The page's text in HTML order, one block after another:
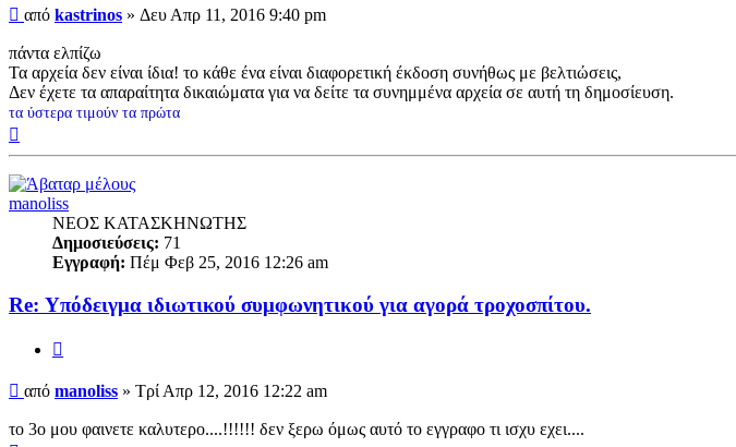
Δημοσίευση
από kastrinos » Δευ Απρ 11, 2016 9:40 pm
πάντα ελπίζω
Τα αρχεία δεν είναι ίδια! το κάθε ένα είναι διαφορετική έκδοση συνήθως με βελτιώσεις,
Δεν έχετε τα απαραίτητα δικαιώματα για να δείτε τα συνημμένα αρχεία σε αυτή τη δημοσίευση.
τα ύστερα τιμούν τα πρώτα
manoliss
ΝΕΟΣ ΚΑΤΑΣΚΗΝΩΤΗΣ
Δημοσιεύσεις: 71
Εγγραφή: Πέμ Φεβ 25, 2016 12:26 am
Re: Υπόδειγμα ιδιωτικού συμφωνητικoύ για αγορά τροχοσπίτου.
Δημοσίευση
από manoliss » Τρί Απρ 12, 2016 12:22 am
το 3ο μου φαινετε καλυτερο....!!!!!! δεν ξερω όμως αυτό το εγγραφο τι ισχυ εχει....